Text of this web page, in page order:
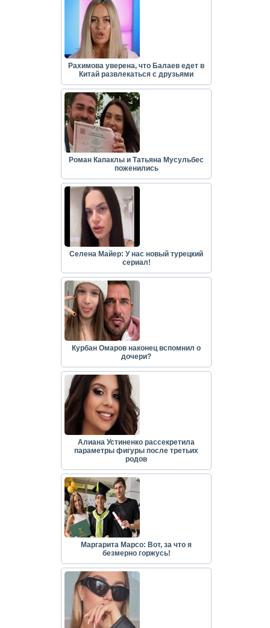
Рахимова уверена, что Балаев едет в
Китай развлекаться с друзьями
Роман Капаклы и Татьяна Мусульбес
поженились
Селена Майер: У нас новый турецкий
сериал!
Курбан Омаров наконец вспомнил о
дочери?
Алиана Устиненко рассекретила
параметры фигуры после третьих
родов
Маргарита Марсо: Вот, за что я
безмерно горжусь!